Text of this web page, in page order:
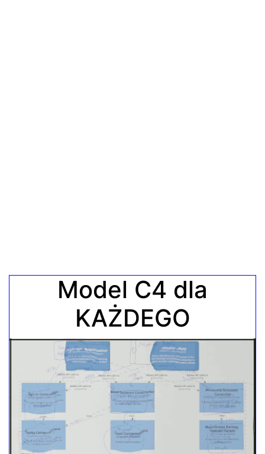
Model C4 dla
KAŻDEGO